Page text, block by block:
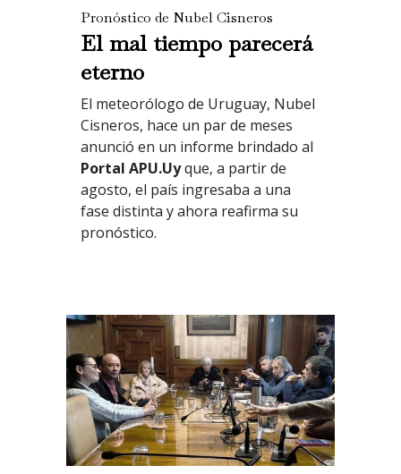
Pronóstico de Nubel Cisneros
El mal tiempo parecerá
eterno
El meteorólogo de Uruguay, Nubel
Cisneros, hace un par de meses
anunció en un informe brindado al
Portal APU.Uyque, a partir de
agosto, el país ingresaba a una
fase distinta y ahora reafirma su
pronóstico.